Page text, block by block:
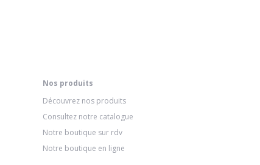
Nos produits
Découvrez nos produits
Consultez notre catalogue
Notre boutique sur rdv
Notre boutique en ligne